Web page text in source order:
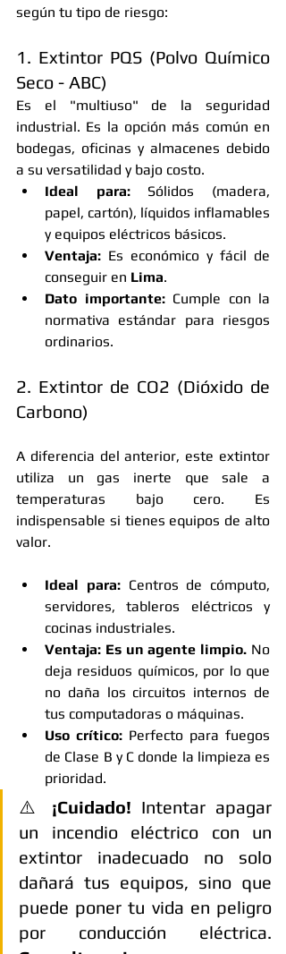
según tu tipo de riesgo:
1. Extintor PQS (Polvo Químico
Seco - ABC)
Es el "multiuso" de la seguridad
industrial. Es la opción más común en
bodegas, oficinas y almacenes debido
a su versatilidad y bajo costo.
Ideal para: Sólidos (madera,
papel, cartón), líquidos inflamables
y equipos eléctricos básicos.
Ventaja: Es económico y fácil de
conseguir en Lima.
Dato importante: Cumple con la
normativa estándar para riesgos
ordinarios.
2. Extintor de CO2 (Dióxido de
Carbono)
A diferencia del anterior, este extintor
utiliza un gas inerte que sale a
temperaturas bajo cero. Es
indispensable si tienes equipos de alto
valor.
Ideal para: Centros de cómputo,
servidores, tableros eléctricos y
cocinas industriales.
Ventaja: Es un agente limpio. No
deja residuos químicos, por lo que
no daña los circuitos internos de
tus computadoras o máquinas.
Uso crítico: Perfecto para fuegos
de Clase B y C donde la limpieza es
prioridad.
⚠️ ¡Cuidado! Intentar apagar
un incendio eléctrico con un
extintor inadecuado no solo
dañará tus equipos, sino que
puede poner tu vida en peligro